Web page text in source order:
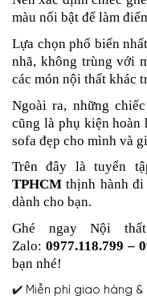
màu nổi bật để làm
Lựa chọn phổ biến
nhã, không trùng với
các món nội thất khác
Ngoài ra, những
cũng là phụ kiện hoàn
sofa đẹp cho mình và
Trên đây là tuyển
TPHCM thịnh hành
dành cho bạn.
Ghé ngay Nội
Zalo: 0977.118.799 –
bạn nhé!
✔️ Miễn phí giao hàng